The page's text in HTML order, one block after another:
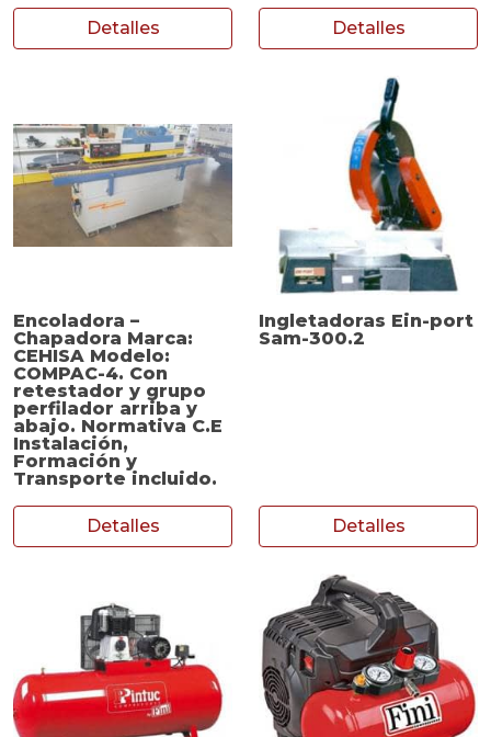
Detalles Detalles
Encoladora –
Chapadora Marca:
CEHISA Modelo:
COMPAC-4. Con
retestador y grupo
perfilador arriba y
abajo. Normativa C.E
Instalación,
Formación y
Transporte incluido.
Detalles
Ingletadoras Ein-port
Sam-300.2
Detalles